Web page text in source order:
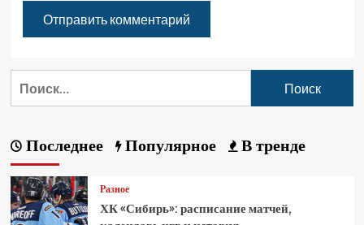
Последнее Популярное В тренде
Разное
ХК «Сибирь»: расписание матчей,